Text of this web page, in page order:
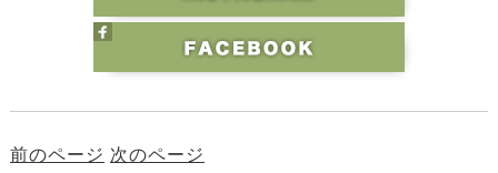
前のページ 次のページ